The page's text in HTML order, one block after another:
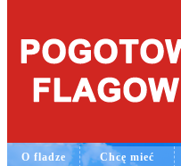
O fladze
Chcę mieć